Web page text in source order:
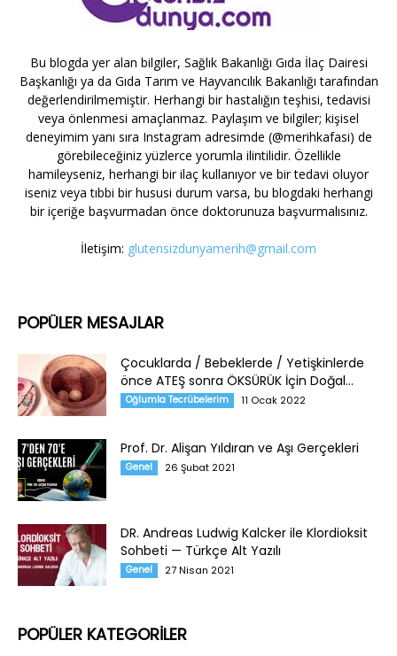
Bu blogda yer alan bilgiler, Sağlık Bakanlığı Gıda İlaç Dairesi
Başkanlığı ya da Gıda Tarım ve Hayvancılık Bakanlığı tarafından
değerlendirilmemiştir. Herhangi bir hastalığın teşhisi, tedavisi
veya önlenmesi amaçlanmaz. Paylaşım ve bilgiler; kişisel
deneyimim yanı sıra Instagram adresimde (@merihkafasi) de
görebileceğiniz yüzlerce yorumla ilintilidir. Özellikle
hamileyseniz, herhangi bir ilaç kullanıyor ve bir tedavi oluyor
iseniz veya tıbbi bir hususi durum varsa, bu blogdaki herhangi
bir içeriğe başvurmadan önce doktorunuza başvurmalısınız.
İletişim: glutensizdunyamerih@gmail.com
POPÜLER MESAJLAR
Çocuklarda / Bebeklerde / Yetişkinlerde
önce ATEŞ sonra ÖKSÜRÜK İçin Doğal...
Oğlumla Tecrübelerim 11 Ocak 2022
Prof. Dr. Alişan Yıldıran ve Aşı Gerçekleri
Genel 26 Şubat 2021
DR. Andreas Ludwig Kalcker ile Klordioksit
Sohbeti — Türkçe Alt Yazılı
Genel 27 Nisan 2021
POPÜLER KATEGORİLER